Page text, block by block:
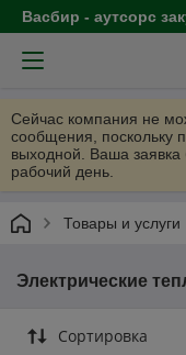
Васбир - аутсорс
Сейчас компания не
сообщения, поскольку
выходной. Ваша
рабочий день.
Товары и услуги
Электрические
Сортировка